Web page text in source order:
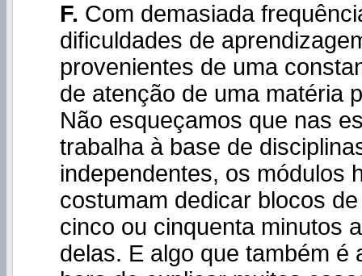
F. Com demasiada
dificuldades de
provenientes de uma
de atenção de uma matéria
Não esqueçamos que nas
trabalha à base de
independentes, os módulos
costumam dedicar blocos
cinco ou cinquenta minutos
delas. E algo que também é